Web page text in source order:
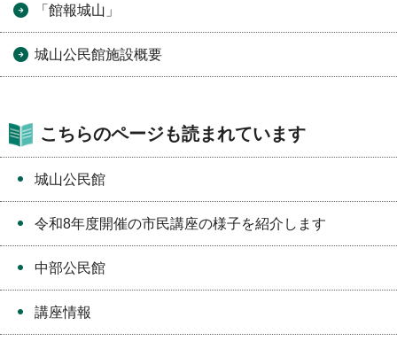
「館報城山」
城山公民館施設概要
こちらのページも読まれています
城山公民館
令和8年度開催の市民講座の様子を紹介します
中部公民館
講座情報